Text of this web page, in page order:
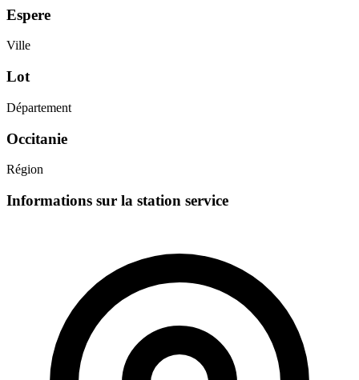
Espere
Ville
Lot
Département
Occitanie
Région
Informations sur la station service